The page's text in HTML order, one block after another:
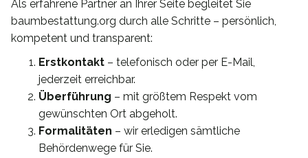
Als erfahrene Partner an Ihrer Seite begleitet Sie
baumbestattung.org durch alle Schritte – persönlich,
kompetent und transparent:
Erstkontakt – telefonisch oder per E-Mail,
jederzeit erreichbar.
Überführung – mit größtem Respekt vom
gewünschten Ort abgeholt.
Formalitäten – wir erledigen sämtliche
Behördenwege für Sie.